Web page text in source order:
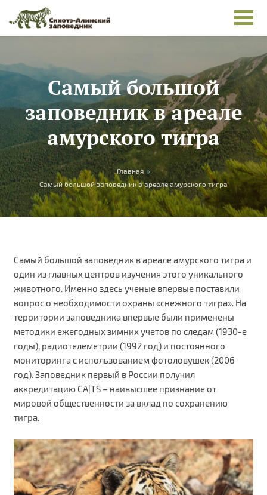
Перейти к основному содержанию
Самый большой
заповедник в ареале
амурского тигра
Вы здесь Главная »
Самый большой заповедник в ареале амурского тигра
Самый большой заповедник в ареале амурского тигра и
один из главных центров изучения этого уникального
животного. Именно здесь ученые впервые поставили
вопрос о необходимости охраны «снежного тигра». На
территории заповедника впервые были применены
методики ежегодных зимних учетов по следам (1930-е
годы), радиотелеметрии (1992 год) и постоянного
мониторинга с использованием фотоловушек (2006
год). Заповедник первый в России получил
аккредитацию CA|TS – наивысшее признание от
мировой общественности за вклад по сохранению
тигра.